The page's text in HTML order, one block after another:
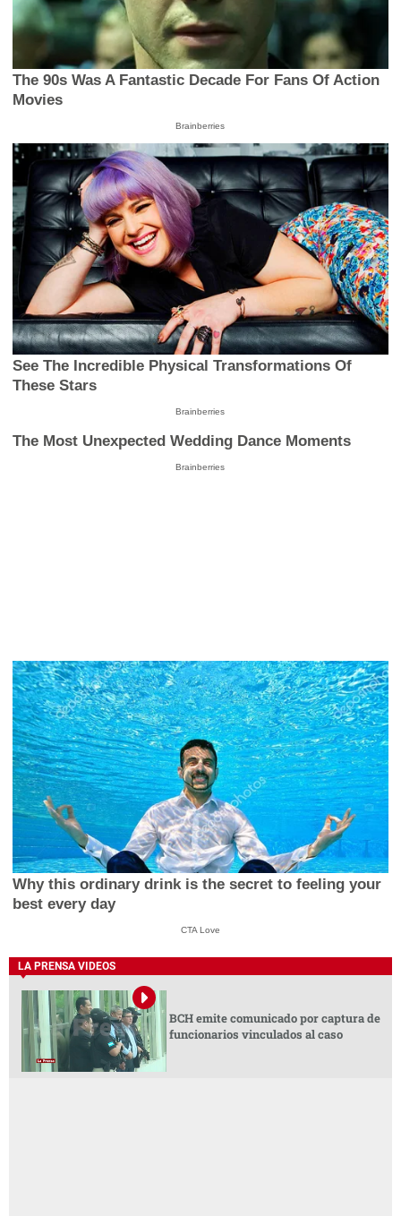
The 90s Was A Fantastic Decade For Fans Of Action
Movies
Brainberries
See The Incredible Physical Transformations Of
These Stars
Brainberries
The Most Unexpected Wedding Dance Moments
Brainberries
Why this ordinary drink is the secret to feeling your
best every day
CTA Love
LA PRENSA VIDEOS
BCH emite comunicado por captura de
funcionarios vinculados al caso